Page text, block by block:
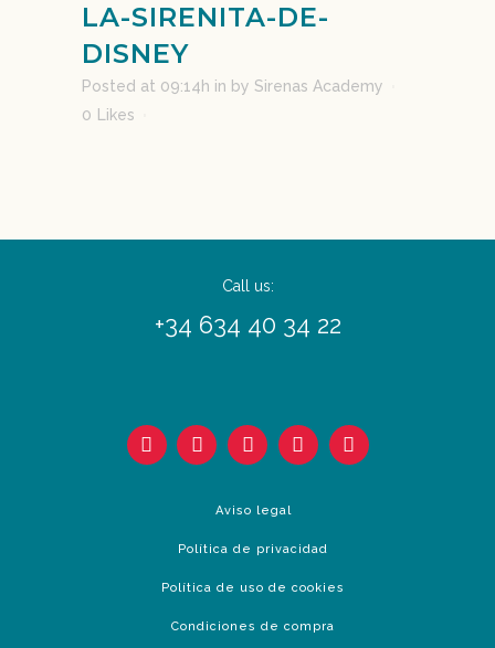
LA-SIRENITA-DE-
DISNEY
Posted at 09:14h in by Sirenas Academy
0
Likes
Call us:
+34 634 40 34 22
Aviso legal
Política de privacidad
Política de uso de cookies
Condiciones de compra